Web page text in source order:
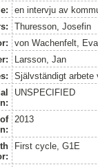
en intervju av
Thuresson, Josefin
von Wachenfelt, Eva
Larsson, Jan
Självständigt arbete
UNSPECIFIED
2013
First cycle, G1E